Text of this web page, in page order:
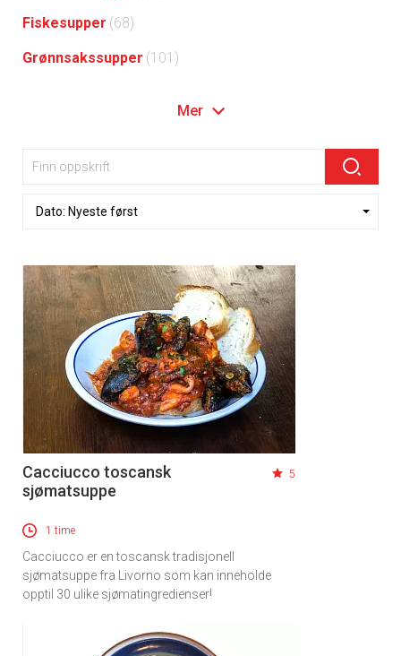
Fiskesupper (68)
Grønnsakssupper (101)
Mer
Cacciucco toscansk
sjømatsuppe
5
1 time
Cacciucco er en toscansk tradisjonell
sjømatsuppe fra Livorno som kan inneholde
opptil 30 ulike sjømatingredienser!